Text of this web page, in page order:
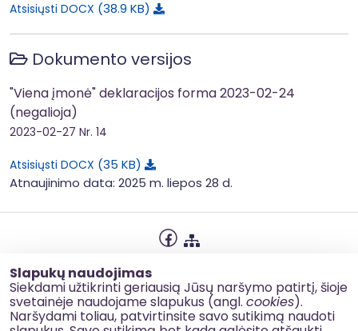
Slapukų naudojimas
Siekdami užtikrinti geriausią Jūsų naršymo patirtį, šioje
svetainėje naudojame slapukus (angl. cookies).
Naršydami toliau, patvirtinsite savo sutikimą naudoti
Atsisiųsti DOCX 38.9 KB
Dokumento versijos
"Viena įmonė" deklaracijos forma 2023-02-24
(negalioja)
2023-02-27 Nr. 14
Atsisiųsti DOCX 35 KB
Atnaujinimo data: 2025 m. liepos 28 d.
Slapukų naudojimas
Korupcijos prevencija